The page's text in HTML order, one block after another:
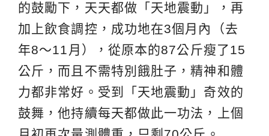
的鼓勵下，天天都做「天地震動」，再
加上飲食調控，成功地在3個月內（去
年8～11月），從原本的87公斤瘦了15
公斤，而且不需特別餓肚子，精神和體
力都非常好。受到「天地震動」奇效的
鼓舞，他持續每天都做此一功法，上個